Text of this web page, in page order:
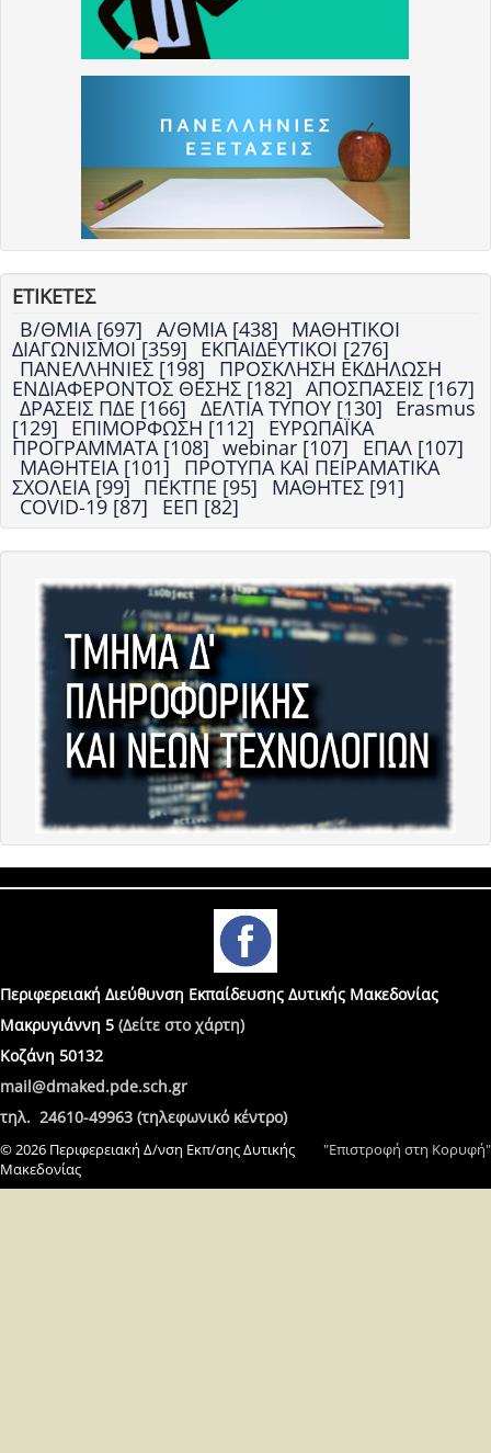
ΕΤΙΚΕΤΕΣ
Β/ΘΜΙΑ [697] Α/ΘΜΙΑ [438] ΜΑΘΗΤΙΚΟΙ
ΔΙΑΓΩΝΙΣΜΟΙ [359] ΕΚΠΑΙΔΕΥΤΙΚΟΙ [276]
ΠΑΝΕΛΛΗΝΙΕΣ [198] ΠΡΟΣΚΛΗΣΗ ΕΚΔΗΛΩΣΗ
ΕΝΔΙΑΦΕΡΟΝΤΟΣ ΘΕΣΗΣ [182] ΑΠΟΣΠΑΣΕΙΣ [167]
ΔΡΑΣΕΙΣ ΠΔΕ [166] ΔΕΛΤΙΑ ΤΥΠΟΥ [130] Erasmus
[129] ΕΠΙΜΟΡΦΩΣΗ [112] ΕΥΡΩΠΑΪΚΑ
ΠΡΟΓΡΑΜΜΑΤΑ [108] webinar [107] ΕΠΑΛ [107]
ΜΑΘΗΤΕΙΑ [101] ΠΡΟΤΥΠΑ ΚΑΙ ΠΕΙΡΑΜΑΤΙΚΑ
ΣΧΟΛΕΙΑ [99] ΠΕΚΤΠΕ [95] ΜΑΘΗΤΕΣ [91]
COVID-19 [87] ΕΕΠ [82]
Περιφερειακή Διεύθυνση Εκπαίδευσης Δυτικής Μακεδονίας
Μακρυγιάννη 5 (Δείτε στο χάρτη)
Κοζάνη 50132
mail@dmaked.pde.sch.gr
τηλ. 24610-49963 (τηλεφωνικό κέντρο)
"Επιστροφή στη Κορυφή"
© 2026 Περιφερειακή Δ/νση Εκπ/σης Δυτικής
Μακεδονίας